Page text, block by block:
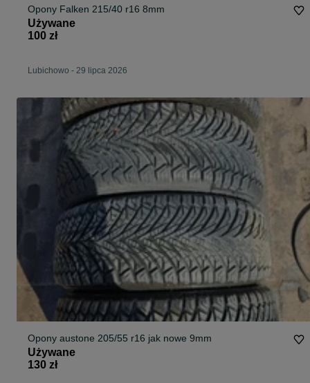
Opony Falken 215/40 r16 8mm
Używane
100 zł
Lubichowo - 29 lipca 2026
Opony austone 205/55 r16 jak nowe 9mm
Używane
130 zł